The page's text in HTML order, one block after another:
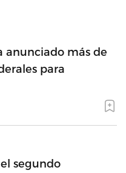
anunciado más de
para
segundo